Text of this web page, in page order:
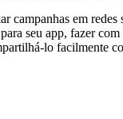
campanhas em redes
seu app, fazer com
lo facilmente